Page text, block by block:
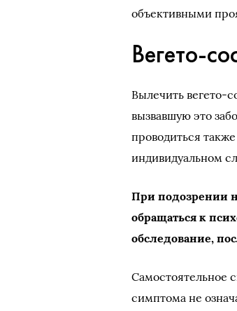
объективными
Вегето-
Вылечить вегето-
вызвавшую это
проводиться
индивидуальном
При подозрении
обращаться к
обследование,
Самостоятельное
симптома не